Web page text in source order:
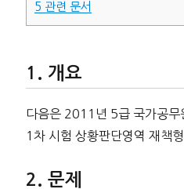
5 관련 문서
개요
다음은 2011년 5급 국가공무
1차 시험 상황판단영역 재책
문제